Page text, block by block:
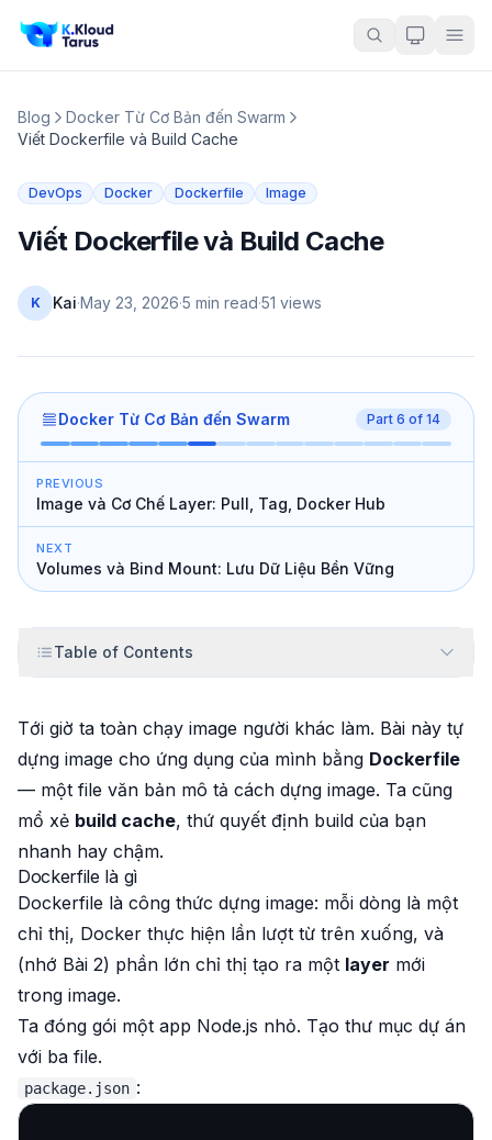
Blog
Docker Từ Cơ Bản đến Swarm
Viết Dockerfile và Build Cache
DevOps Docker Dockerfile Image
Viết Dockerfile và Build Cache
K Kai·May 23, 2026·5 min read·51 views
Docker Từ Cơ Bản đến Swarm Part 6 of 14
PREVIOUS
Image và Cơ Chế Layer: Pull, Tag, Docker Hub
NEXT
Volumes và Bind Mount: Lưu Dữ Liệu Bền Vững
Table of Contents
Tới giờ ta toàn chạy image người khác làm. Bài này tự
dựng image cho ứng dụng của mình bằng Dockerfile
— một file văn bản mô tả cách dựng image. Ta cũng
mổ xẻ build cache, thứ quyết định build của bạn
nhanh hay chậm.
Dockerfile là gì
Dockerfile là công thức dựng image: mỗi dòng là một
chỉ thị, Docker thực hiện lần lượt từ trên xuống, và
(nhớ Bài 2) phần lớn chỉ thị tạo ra một layer mới
trong image.
Ta đóng gói một app Node.js nhỏ. Tạo thư mục dự án
với ba file.
package.json :